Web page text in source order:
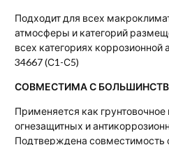
Подходит для всех
атмосферы и категорий
всех категориях
34667 (С1-С5)
СОВМЕСТИМА С
Применяется как
огнезащитных и
Подтверждена совместимость